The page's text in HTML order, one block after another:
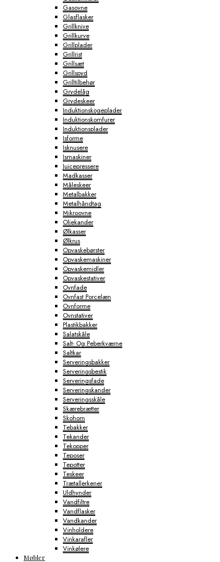
Gasovne
Glasflasker
Grillknive
Grillkurve
Grillplader
Grillrist
Grillsæt
Grillspyd
Grilltilbehør
Grydelåg
Grydeskeer
Induktionskogeplader
Induktionskomfurer
Induktionsplader
Isforme
Isknusere
Ismaskiner
Juicepressere
Madkasser
Måleskeer
Metalbakker
Metalhåndtag
Mikroovne
Oliekander
Ølkasser
Ølkrus
Opvaskebørster
Opvaskemaskiner
Opvaskemidler
Opvaskestativer
Ovnfade
Ovnfast Porcelæn
Ovnforme
Ovnstativer
Plastikbakker
Salatskåle
Salt- Og Peberkværne
Saltkar
Serveringsbakker
Serveringsbestik
Serveringsfade
Serveringskander
Serveringsskåle
Skærebrætter
Skohorn
Tebakker
Tekander
Tekopper
Teposer
Tepotter
Teskeer
Trætallerkener
Uldhynder
Vandfiltre
Vandflasker
Vandkander
Vinholdere
Vinkarafler
Vinkølere
Møbler